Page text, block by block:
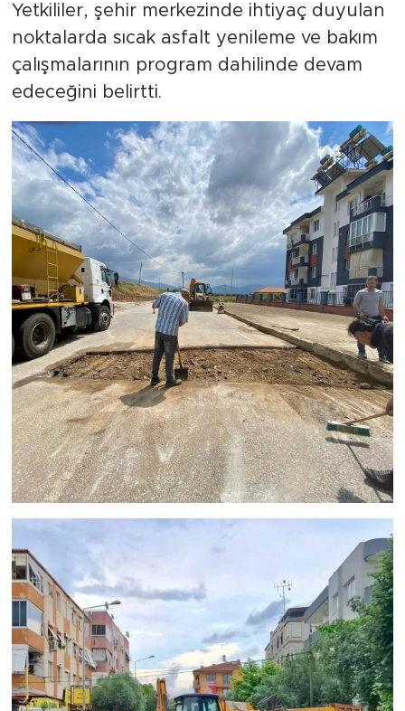
Yetkililer, şehir merkezinde ihtiyaç duyulan
noktalarda sıcak asfalt yenileme ve bakım
çalışmalarının program dahilinde devam
edeceğini belirtti.